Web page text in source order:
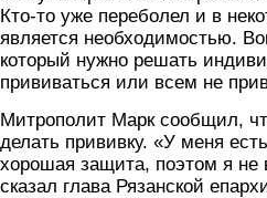
Кто-то уже переболел и в
является необходимостью.
который нужно решать
прививаться или всем не
Митрополит Марк сообщил,
делать прививку. «У меня
хорошая защита, поэтом я
сказал глава Рязанской